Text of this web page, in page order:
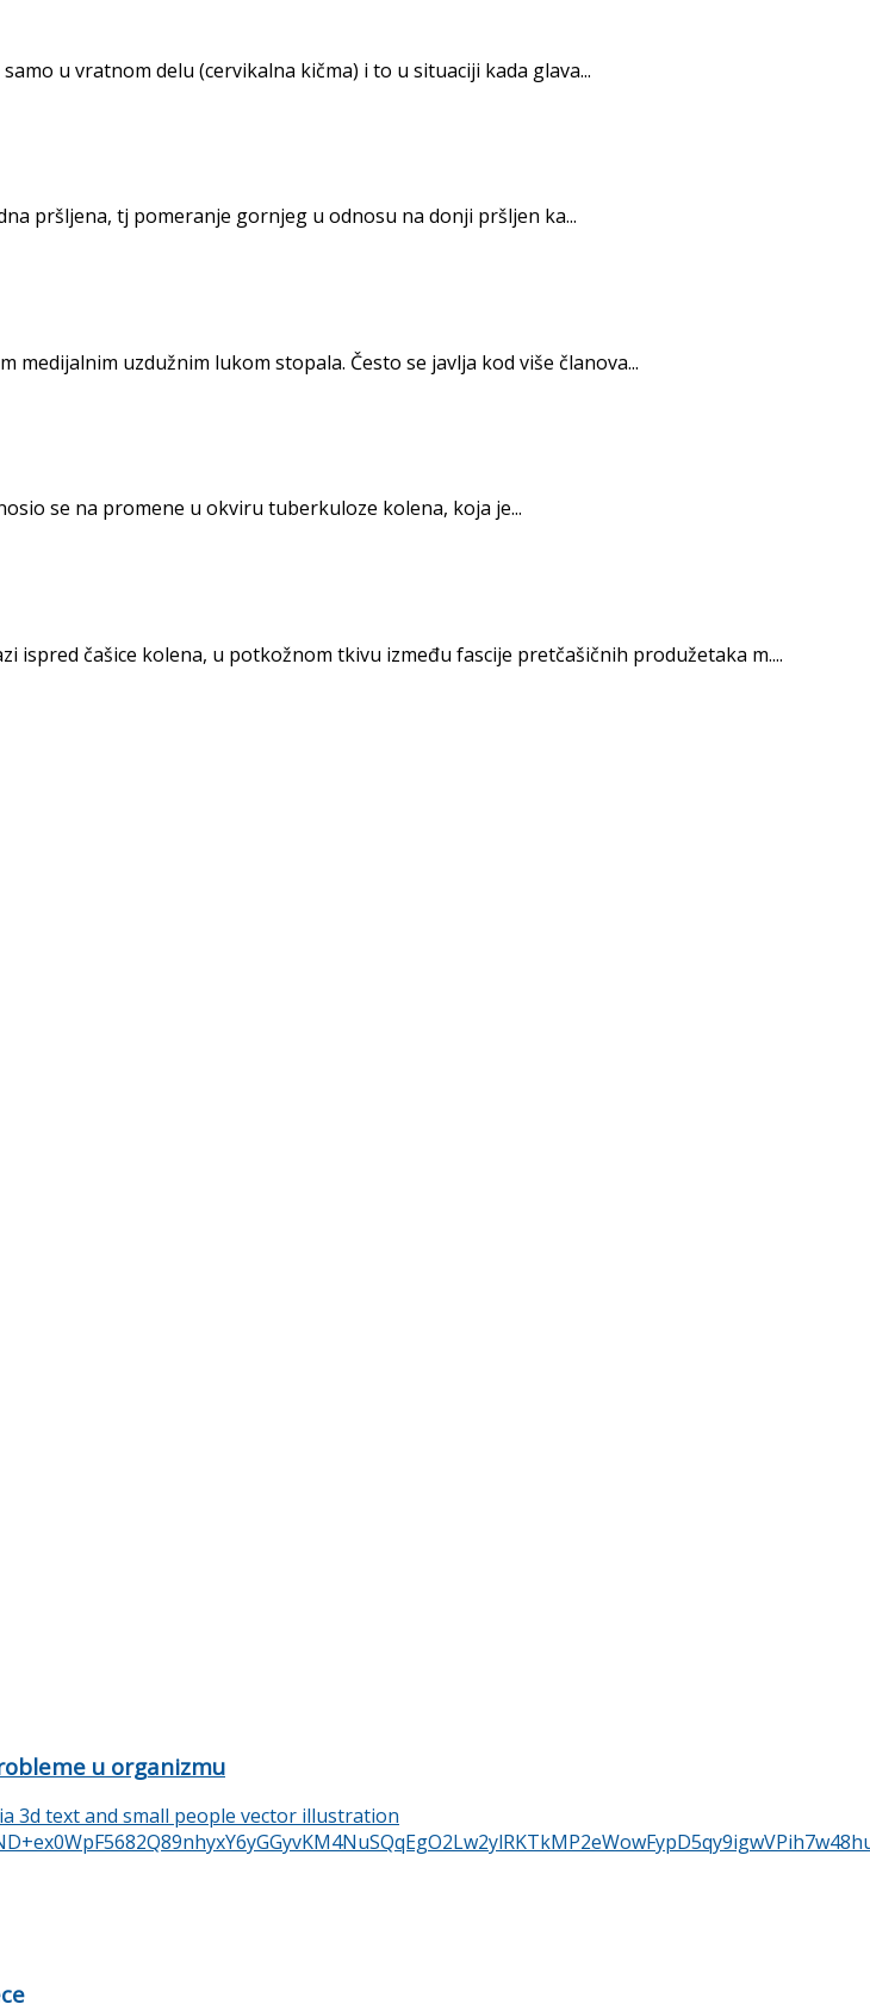
u vratnom delu (cervikalna kičma) i to u situaciji kada glava...
pršljena, tj pomeranje gornjeg u odno­su na donji pršljen ka...
uzdužnim lukom stopala. Često se javlja kod više članova...
se na promene u okviru tuberkuloze kolena, koja je...
čašice kolena, u potkožnom tkivu između fascije pretčašičnih produžetaka m....
u organizmu